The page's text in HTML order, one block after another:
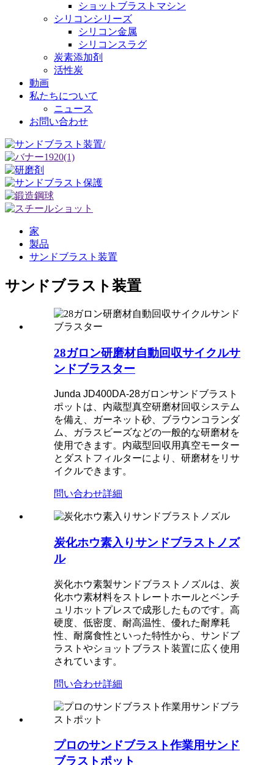
ショットブラストマシン
シリコンシリーズ
シリコン金属
シリコンスラグ
炭素添加剤
活性炭
動画
私たちについて
ニュース
お問い合わせ
家
製品
サンドブラスト装置
サンドブラスト装置
28ガロン研磨材自動回収サイクルサ
ンドブラスター
Junda JD400DA-28ガロンサンドブラスト
ポットは、内蔵型真空研磨材回収システム
を備え、ガーネット砂、ブラウンコランダ
ム、ガラスビーズなどの一般的な研磨材を
使用できます。内蔵型回収用真空モーター
とダストフィルターにより、研磨材をリサ
イクルできます。
問い合わせ詳細
炭化ホウ素入りサンドブラストノズ
ル
炭化ホウ素製サンドブラストノズルは、炭
化ホウ素材料をストレートホールとベンチ
ュリホットプレスで成形したものです。高
硬度、低密度、耐高温性、優れた耐摩耗
性、耐腐食性といった特性から、サンドブ
ラストやショットブラスト装置に広く使用
されています。
問い合わせ詳細
プロのサンドブラスト作業用サンド
ブラストポット